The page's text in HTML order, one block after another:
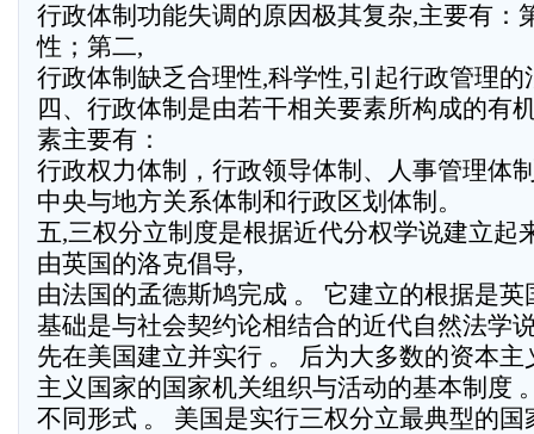
行政体制功能失调的原因极其复杂,主要有：
性；第二,
行政体制缺乏合理性,科学性,引起行政管理的
四、行政体制是由若干相关要素所构成的有
素主要有：
行政权力体制，行政领导体制、人事管理体
中央与地方关系体制和行政区划体制。
五,三权分立制度是根据近代分权学说建立起
由英国的洛克倡导,
由法国的孟德斯鸠完成 。 它建立的根据是
基础是与社会契约论相结合的近代自然法学
先在美国建立并实行 。 后为大多数的资本
主义国家的国家机关组织与活动的基本制度
不同形式 。 美国是实行三权分立最典型的国